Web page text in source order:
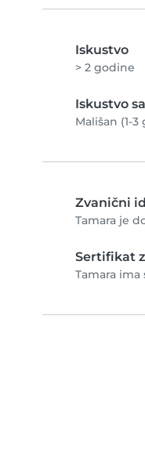
Iskustvo
> 2 godine
Iskustvo
Mališan (1-3
Zvanični
Tamara je
Sertifikat
Tamara